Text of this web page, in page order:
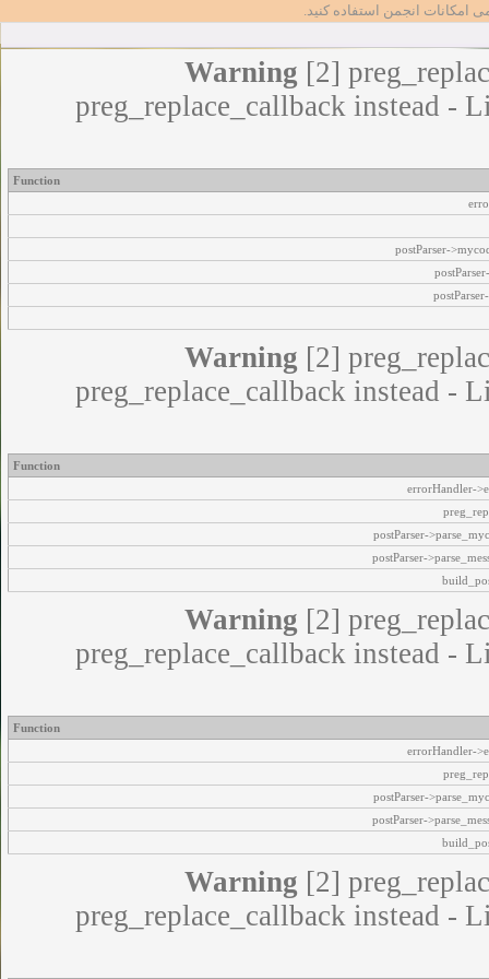
امکانات انجمن استفاده کنید.
Warning [2]
preg_replace_callback instead -
Function
postParser-
Warning [2]
preg_replace_callback instead -
Function
errorHandler-
postParser-
postParser-
Warning [2]
preg_replace_callback instead -
Function
errorHandler-
postParser-
postParser-
Warning [2]
preg_replace_callback instead -